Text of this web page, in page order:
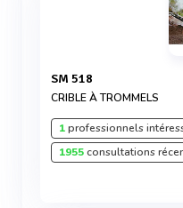
SM 518
CRIBLE À TROMMELS
1professionnels
1955consultations